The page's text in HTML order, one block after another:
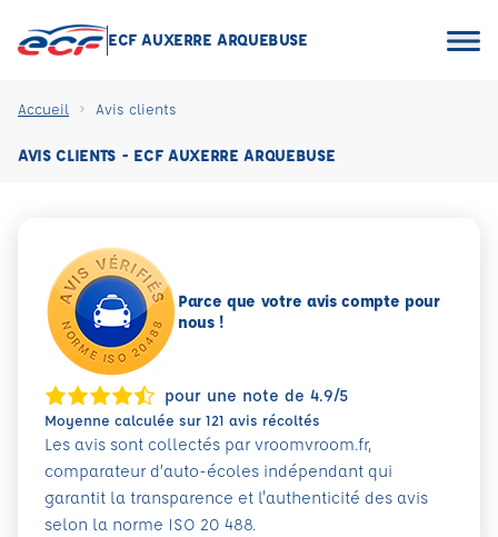
ECF AUXERRE ARQUEBUSE
Accueil Avis clients
AVIS CLIENTS - ECF AUXERRE ARQUEBUSE
Parce que votre avis compte pour
nous !
pour une note de 4.9/5
Moyenne calculée sur 121 avis récoltés
Les avis sont collectés par vroomvroom.fr,
comparateur d’auto-écoles indépendant qui
garantit la transparence et l'authenticité des avis
selon la norme ISO 20 488.